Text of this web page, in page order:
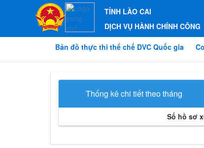
TỈNH LÀO CAI
DỊCH VỤ HÀNH CHÍNH CÔNG
Bản đồ thực thi thể chế DVC Quốc gia
Thống kê chi tiết theo tháng
Số hồ sơ